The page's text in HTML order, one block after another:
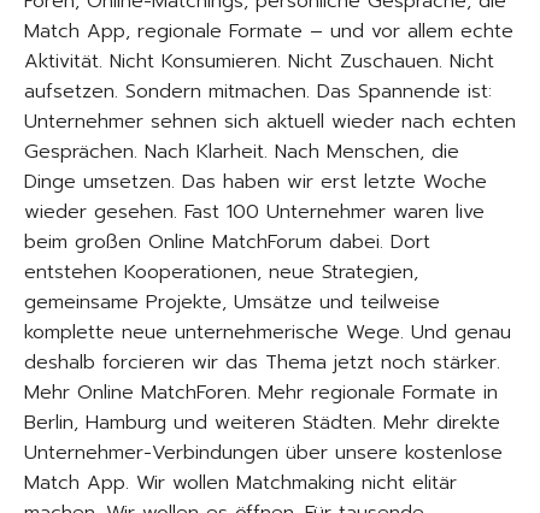
Match App, regionale Formate – und vor allem echte
Aktivität. Nicht Konsumieren. Nicht Zuschauen. Nicht
aufsetzen. Sondern mitmachen. Das Spannende ist:
Unternehmer sehnen sich aktuell wieder nach echten
Gesprächen. Nach Klarheit. Nach Menschen, die
Dinge umsetzen. Das haben wir erst letzte Woche
wieder gesehen. Fast 100 Unternehmer waren live
beim großen Online MatchForum dabei. Dort
entstehen Kooperationen, neue Strategien,
gemeinsame Projekte, Umsätze und teilweise
komplette neue unternehmerische Wege. Und genau
deshalb forcieren wir das Thema jetzt noch stärker.
Mehr Online MatchForen. Mehr regionale Formate in
Berlin, Hamburg und weiteren Städten. Mehr direkte
Unternehmer-Verbindungen über unsere kostenlose
Match App. Wir wollen Matchmaking nicht elitär